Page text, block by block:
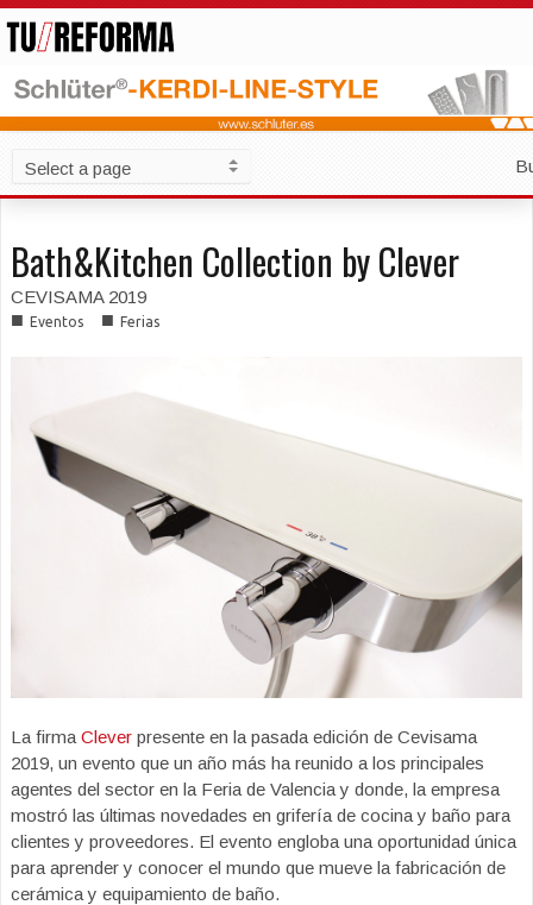
Bath&Kitchen Collection by Clever
CEVISAMA 2019
■ Eventos ■ Ferias
La firma Clever presente en la pasada edición de Cevisama
2019, un evento que un año más ha reunido a los principales
agentes del sector en la Feria de Valencia y donde, la empresa
mostró las últimas novedades en grifería de cocina y baño para
clientes y proveedores. El evento engloba una oportunidad única
para aprender y conocer el mundo que mueve la fabricación de
cerámica y equipamiento de baño.